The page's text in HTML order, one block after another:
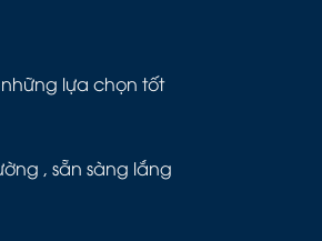
lựa chọn tốt
, sẵn sàng lắng